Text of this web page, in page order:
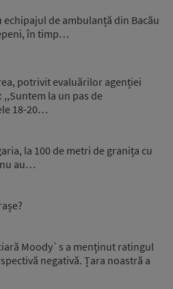
de ambulanță din Bacău
în timp…
potrivit evaluărilor agenției
,,Suntem la un pas de
18-20…
la 100 de metri de granița cu
nu au…
Moody`s a menținut ratingul
negativă. Țara noastră a